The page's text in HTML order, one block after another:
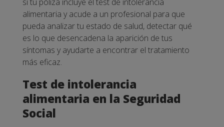
alimentaria y acude a un profesional para que
pueda analizar tu estado de salud, detectar qué
es lo que desencadena la aparición de tus
síntomas y ayudarte a encontrar el tratamiento
más eficaz.
Test de intolerancia
alimentaria en la Seguridad
Social